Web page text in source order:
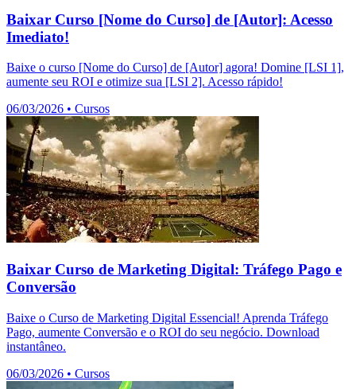
Baixar Curso [Nome do Curso] de [Autor]: Acesso
Imediato!
Baixe o curso [Nome do Curso] de [Autor] agora! Domine [LSI 1],
aumente seu ROI e otimize sua [LSI 2]. Acesso rápido!
06/03/2026 • Cursos
Baixar Curso de Marketing Digital: Tráfego Pago e
Conversão
Baixe o Curso de Marketing Digital Essencial! Aprenda Tráfego
Pago, aumente Conversão e o ROI do seu negócio. Download
instantâneo.
06/03/2026 • Cursos